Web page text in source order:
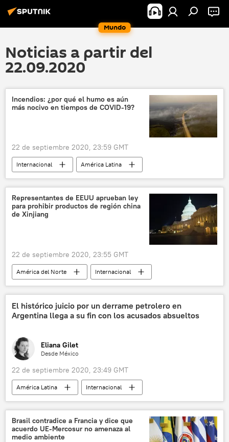
Mundo
Noticias a partir del
22.09.2020
Incendios: ¿por qué el humo es aún
más nocivo en tiempos de COVID-19?
22 de septiembre 2020, 23:59 GMT
Internacional
América Latina
Defensa
sociedad
💗 Salud
seguridad
medioambiente noticias
Representantes de EEUU aprueban ley
para prohibir productos de región china
de Xinjiang
22 de septiembre 2020, 23:55 GMT
América del Norte
Internacional
política
EEUU
China
Xinjiang
🌏 Asia
El histórico juicio por un derrame petrolero en
Argentina llega a su fin con los acusados absueltos
Eliana Gilet
Desde México
22 de septiembre 2020, 23:49 GMT
América Latina
Internacional
sociedad
medioambiente
Argentina
noticias
Brasil contradice a Francia y dice que
acuerdo UE-Mercosur no amenaza al
medio ambiente